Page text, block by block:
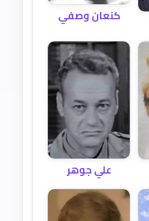
كنعان وصفي
علي جوهر